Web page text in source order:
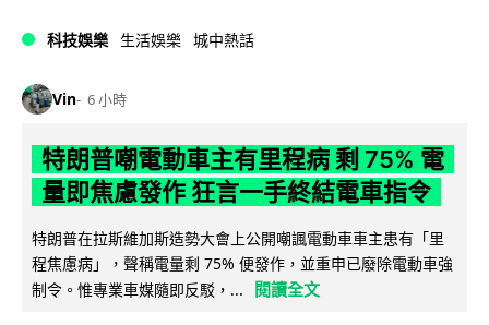
科技娛樂 生活娛樂 城中熱話
Vin 6 小時
特朗普嘲電動車主有里程病 剩 75% 電
量即焦慮發作 狂言一手終結電車指令
特朗普在拉斯維加斯造勢大會上公開嘲諷電動車車主患有「里
程焦慮病」，聲稱電量剩 75% 便發作，並重申已廢除電動車強
制令。惟專業車媒隨即反駁，...
閱讀全文